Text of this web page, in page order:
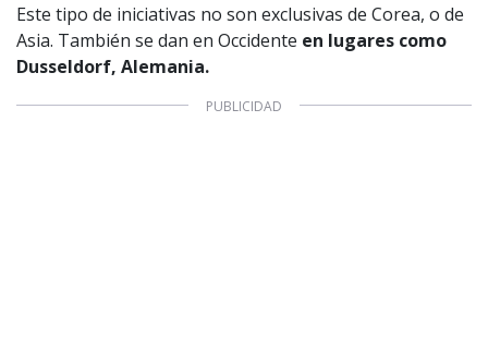
Este tipo de iniciativas no son exclusivas de Corea, o de
Asia. También se dan en Occidente en lugares como
Dusseldorf, Alemania.